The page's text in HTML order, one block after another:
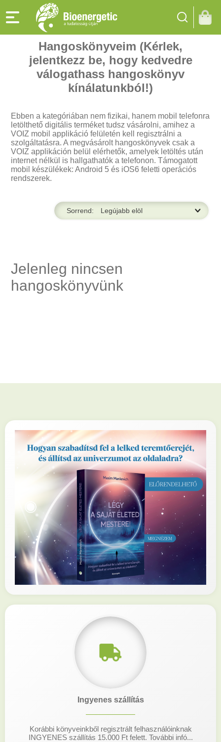
Hangoskönyveim (Kérlek,
jelentkezz be, hogy kedvedre
válogathass hangoskönyv
kínálatunkból!)
Ebben a kategóriában nem fizikai, hanem mobil telefonra
letölthető digitális terméket tudsz vásárolni, amihez a
VOIZ mobil applikáció felületén kell regisztrálni a
szolgáltatásra. A megvásárolt hangoskönyvek csak a
VOIZ applikáción belül elérhetők, amelyek letöltés után
internet nélkül is hallgathatók a telefonon. Támogatott
mobil készülékek: Android 5 és iOS6 feletti operációs
rendszerek.
Sorrend:
Jelenleg nincsen
hangoskönyvünk
Ingyenes szállítás
Korábbi könyveinkből regisztrált felhasználóinknak
INGYENES szállítás 15.000 Ft felett. További infó...